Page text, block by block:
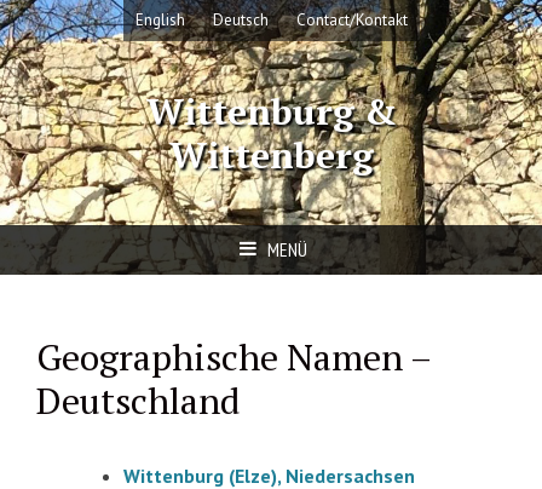
Springe
zum
Inhalt
English Deutsch Contact/Kontakt
Wittenburg &
Wittenberg
MENÜ
Geographische Namen –
Deutschland
Wittenburg (Elze), Niedersachsen